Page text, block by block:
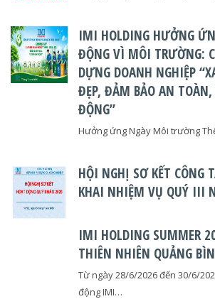
IMI HOLDING HƯỞNG
ĐỘNG VÌ MÔI TRƯỜNG:
DỰNG DOANH NGHIỆP
ĐẸP, ĐẢM BẢO AN
ĐỘNG”
Hưởng ứng Ngày Môi trường
HỘI NGHỊ SƠ KẾT CÔNG
KHAI NHIỆM VỤ QUÝ III
IMI HOLDING SUMMER
THIÊN NHIÊN QUẢNG
Từ ngày 28/6/2026 đến 30/6/
động IMI…